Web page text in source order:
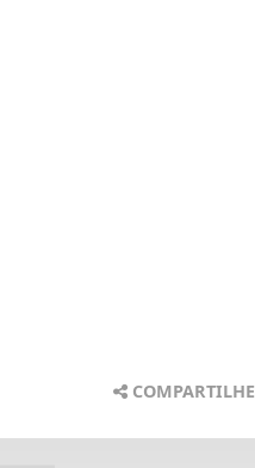
COMPARTILHE